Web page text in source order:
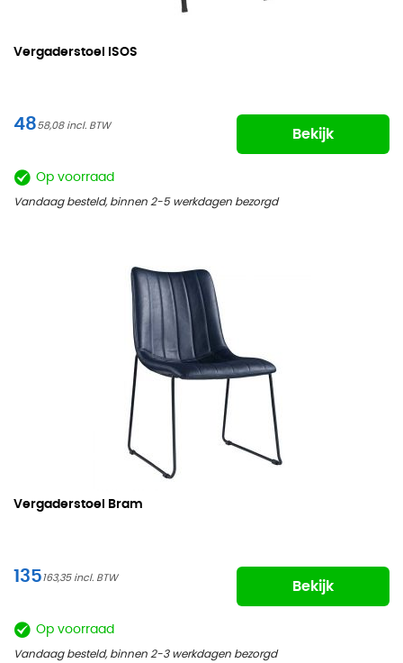
Vergaderstoel ISOS
4858,08
Bekijk
Op voorraad
Vandaag besteld, binnen 2-5 werkdagen bezorgd
Vergaderstoel Bram
135163,35
Bekijk
Op voorraad
Vandaag besteld, binnen 2-3 werkdagen bezorgd